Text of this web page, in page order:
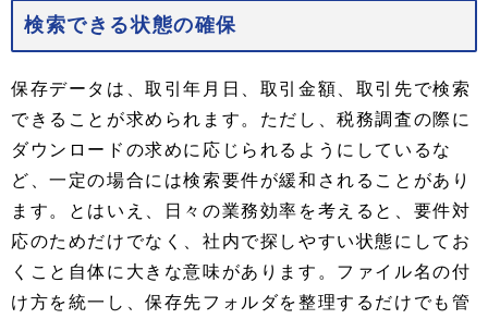
検索できる状態の確保
保存データは、取引年月日、取引金額、取引先で検索
できることが求められます。ただし、税務調査の際に
ダウンロードの求めに応じられるようにしているな
ど、一定の場合には検索要件が緩和されることがあり
ます。とはいえ、日々の業務効率を考えると、要件対
応のためだけでなく、社内で探しやすい状態にしてお
くこと自体に大きな意味があります。ファイル名の付
け方を統一し、保存先フォルダを整理するだけでも管